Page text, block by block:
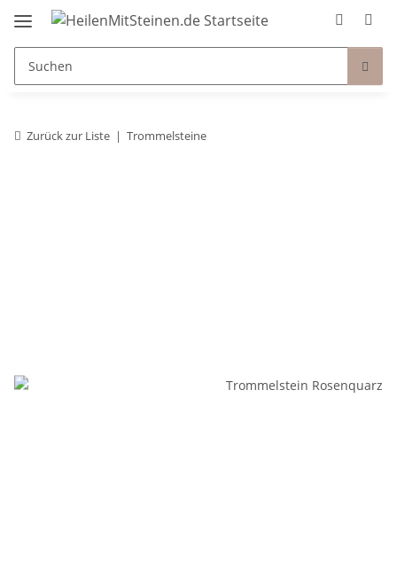
Zurück zur Liste Trommelsteine